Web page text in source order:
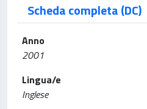
Scheda completa (DC)
Anno
2001
Lingua/e
Inglese